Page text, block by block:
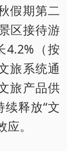
假期第二
区接待游
4.2%（按
旅系统通
旅产品供
续释放“文
。